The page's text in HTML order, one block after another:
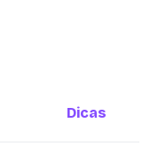
Dicas